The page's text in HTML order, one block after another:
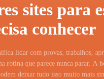
sites para
conhecer
lidar com provas, trabalhos,
rotina que parece nunca parar. A
deixar tudo isso muito mais